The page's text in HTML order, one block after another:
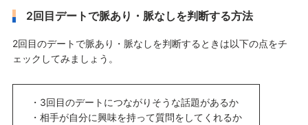
2回目デートで脈あり・脈なしを判断する方法
2回目のデートで脈あり・脈なしを判断するときは以下の点をチ
ェックしてみましょう。
・3回目のデートにつながりそうな話題があるか
・相手が自分に興味を持って質問をしてくれるか